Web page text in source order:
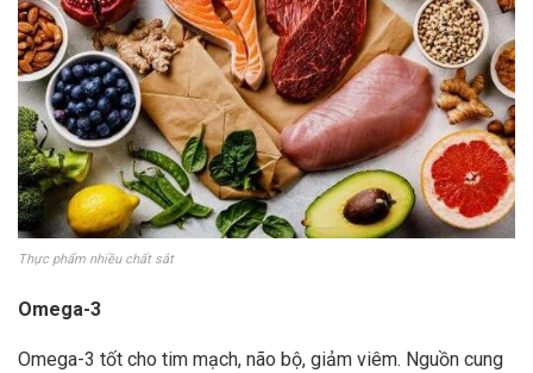
Thực phẩm nhiều chất sắt
Omega-3
Omega-3 tốt cho tim mạch, não bộ, giảm viêm. Nguồn cung